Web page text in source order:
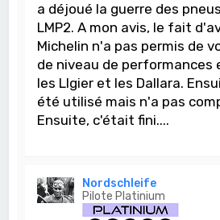
a déjoué la guerre des
LMP2. A mon avis, le fait
Michelin n'a pas permis de
de niveau de performances
les LIgier et les Dallara.
été utilisé mais n'a pas
Ensuite, c'était fini....
Nordschleife
Pilote Platinium